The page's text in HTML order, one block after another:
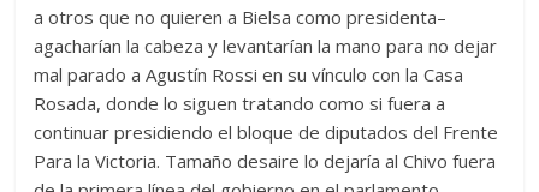
a otros que no quieren a Bielsa como presidenta–
agacharían la cabeza y levantarían la mano para no dejar
mal parado a Agustín Rossi en su vínculo con la Casa
Rosada, donde lo siguen tratando como si fuera a
continuar presidiendo el bloque de diputados del Frente
Para la Victoria. Tamaño desaire lo dejaría al Chivo fuera